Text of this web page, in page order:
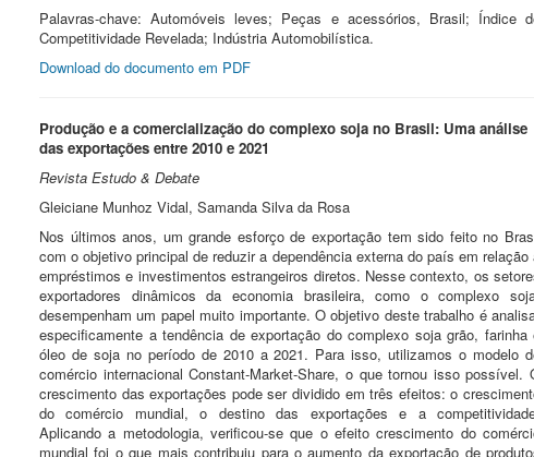
Palavras-chave: Automóveis leves; Peças e acessórios, Brasil; Índice
Competitividade Revelada; Indústria Automobilística.
Download do documento em PDF
Produção e a comercialização do complexo soja no Brasil: Uma análise
das exportações entre 2010 e 2021
Revista Estudo & Debate
Gleiciane Munhoz Vidal, Samanda Silva da Rosa
Nos últimos anos, um grande esforço de exportação tem sido feito no
com o objetivo principal de reduzir a dependência externa do país em relação
empréstimos e investimentos estrangeiros diretos. Nesse contexto, os
exportadores dinâmicos da economia brasileira, como o complexo
desempenham um papel muito importante. O objetivo deste trabalho é
especificamente a tendência de exportação do complexo soja grão, farinha
óleo de soja no período de 2010 a 2021. Para isso, utilizamos o modelo
comércio internacional Constant-Market-Share, o que tornou isso possível.
crescimento das exportações pode ser dividido em três efeitos: o
do comércio mundial, o destino das exportações e a
Aplicando a metodologia, verificou-se que o efeito crescimento do
mundial foi o que mais contribuiu para o aumento da exportação de